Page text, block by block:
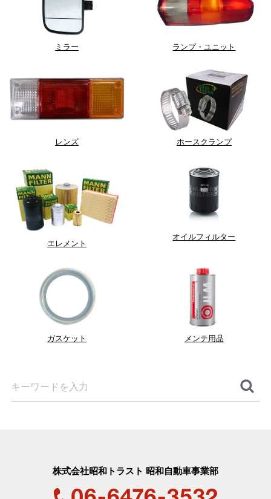
ミラー ランプ・ユニット
レンズ ホースクランプ
エレメント
オイルフィルター
ガスケット メンテ用品
株式会社昭和トラスト 昭和自動車事業部